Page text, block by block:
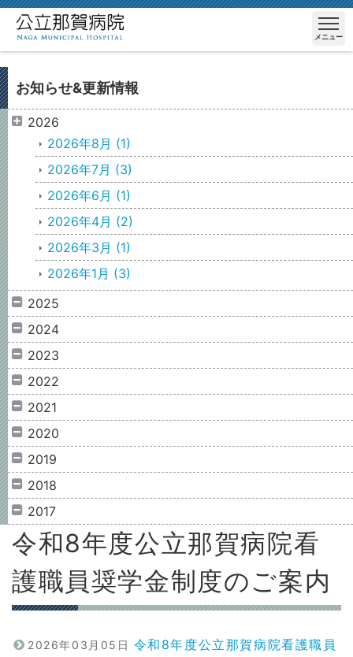
メニュー
お知らせ&更新情報
2026
2026年8月 (1)
2026年7月 (3)
2026年6月 (1)
2026年4月 (2)
2026年3月 (1)
2026年1月 (3)
2025
2024
2023
2022
2021
2020
2019
2018
2017
令和8年度公立那賀病院看
護職員奨学金制度のご案内
2026年03月05日 令和8年度公立那賀病院看護職員